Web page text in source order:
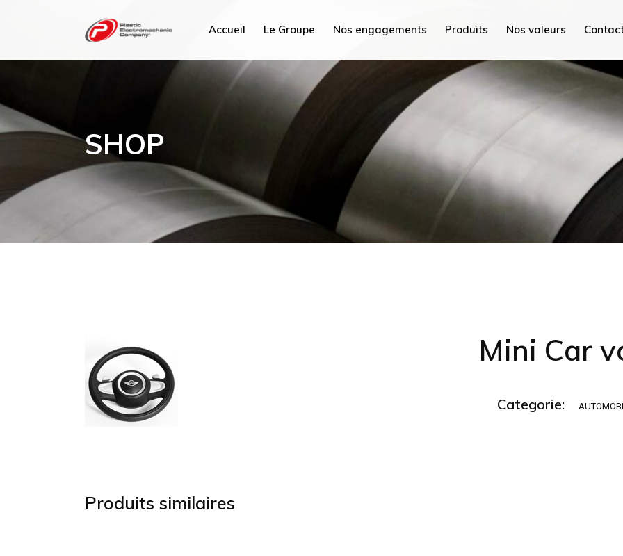
Accueil Le Groupe
PEC Tunisie
PEC France
PEC MED
Hydrex International
Nos engagements Produits Nos valeurs
PEC Tunisie
PEC MED
PEC Plus
Hydrex International
PEC Maroc
PEC Chine
PEC Mi
PEC AC
SHOP
Mini Car
Categorie:
Produits similaires